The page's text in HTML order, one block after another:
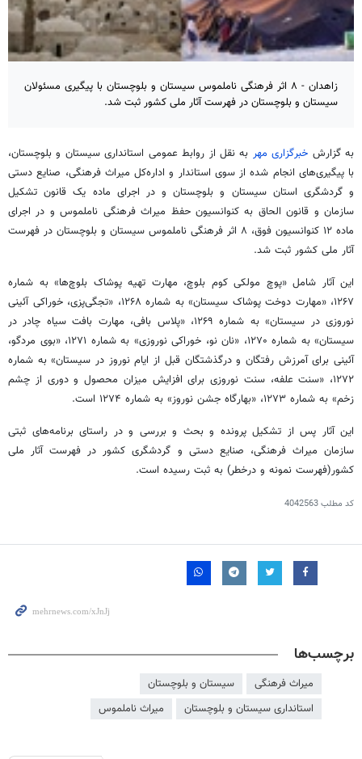
زاهدان - ۸ اثر فرهنگی ناملموس سیستان و بلوچستان با پیگیری مسئولان
سیستان و بلوچستان در فهرست آثار ملی کشور ثبت شد.
به گزارش خبرگزاری مهر به نقل از روابط عمومی استانداری سیستان و بلوچستان،
با پیگیری‌های انجام شده از سوی استاندار و اداره‌کل میراث فرهنگی، صنایع دستی
و گردشگری استان سیستان و بلوچستان و در اجرای ماده یک قانون تشکیل
سازمان و قانون الحاق به کنوانسیون حفظ میراث فرهنگی ناملموس و در اجرای
ماده ۱۲ کنوانسیون فوق، ۸ اثر فرهنگی ناملموس سیستان و بلوچستان در فهرست
آثار ملی کشور ثبت شد.
این آثار شامل «پوچ مولکی کوم بلوچ، مهارت تهیه پوشاک بلوچ‌ها» به شماره
۱۲۶۷، «مهارت دوخت پوشاک سیستان» به شماره ۱۲۶۸، «تجگی‌پزی، خوراکی آئینی
نوروزی در سیستان» به شماره ۱۲۶۹، «پلاس بافی، مهارت بافت سیاه چادر در
سیستان» به شماره ۱۲۷۰، «نان نو، خوراکی نوروزی» به شماره ۱۲۷۱، «بوی مردگو،
آئینی برای آمرزش رفتگان و درگذشتگان قبل از ایام نوروز در سیستان» به شماره
۱۲۷۲، «سنت علفه، سنت نوروزی برای افزایش میزان محصول و دوری از چشم
زخم» به شماره ۱۲۷۳، «بهارگاه جشن نوروز» به شماره ۱۲۷۴ است.
این آثار پس از تشکیل پرونده و بحث و بررسی و در راستای برنامه‌های ثبتی
سازمان میراث فرهنگی، صنایع دستی و گردشگری کشور در فهرست آثار ملی
کشور(فهرست نمونه و درخطر) به ثبت رسیده است.
کد مطلب4042563
برچسب‌ها
میراث فرهنگی
سیستان و بلوچستان
استانداری سیستان و بلوچستان
میراث ناملموس